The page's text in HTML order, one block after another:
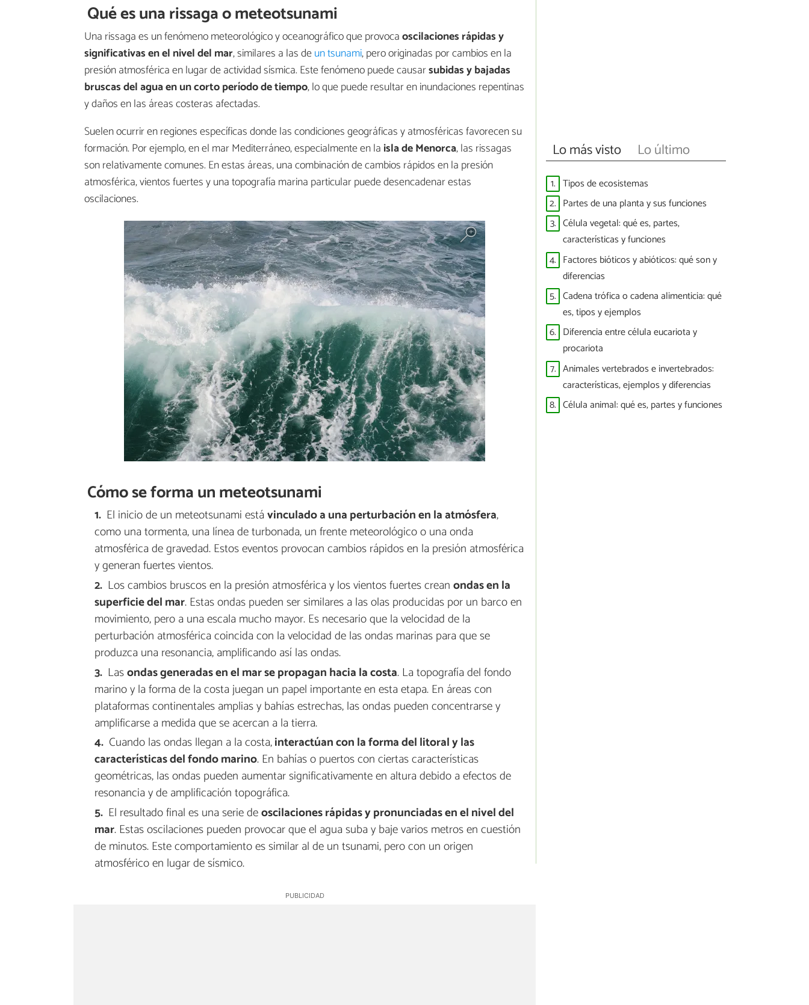
Qué es una rissaga o meteotsunami
Una rissaga es un fenómeno meteorológico y oceanográfico que provocaoscilaciones rápidas y
significativas en el nivel del mar, similares a las deun tsunami, pero originadas por cambios en la
presión atmosférica en lugar de actividad sísmica. Este fenómeno puede causarsubidas y bajadas
bruscas del agua en un corto período de tiempo, lo que puede resultar en inundaciones repentinas
y daños en las áreas costeras afectadas.
Suelen ocurrir en regiones específicas donde las condiciones geográficas y atmosféricas favorecen su
formación. Por ejemplo, en el mar Mediterráneo, especialmente en la isla de Menorca, las rissagas
son relativamente comunes. En estas áreas, una combinación de cambios rápidos en la presión
atmosférica, vientos fuertes y una topografía marina particular puede desencadenar estas
oscilaciones.
Cómo se forma un meteotsunami
El inicio de un meteotsunami estávinculado a una perturbación en la atmósfera,
como una tormenta, una línea de turbonada, un frente meteorológico o una onda
atmosférica de gravedad. Estos eventos provocan cambios rápidos en la presión atmosférica
y generan fuertes vientos.
Los cambios bruscos en la presión atmosférica y los vientos fuertes creanondas en la
superficie del mar. Estas ondas pueden ser similares a las olas producidas por un barco en
movimiento, pero a una escala mucho mayor. Es necesario que la velocidad de la
perturbación atmosférica coincida con la velocidad de las ondas marinas para que se
produzca una resonancia, amplificando así las ondas.
Lasondas generadas en el mar se propagan hacia la costa. La topografía del fondo
marino y la forma de la costa juegan un papel importante en esta etapa. En áreas con
plataformas continentales amplias y bahías estrechas, las ondas pueden concentrarse y
amplificarse a medida que se acercan a la tierra.
Cuando las ondas llegan a la costa,interactúan con la forma del litoral y las
características del fondo marino. En bahías o puertos con ciertas características
geométricas, las ondas pueden aumentar significativamente en altura debido a efectos de
resonancia y de amplificación topográfica.
El resultado final es una serie deoscilaciones rápidas y pronunciadas en el nivel del
mar. Estas oscilaciones pueden provocar que el agua suba y baje varios metros en cuestión
de minutos. Este comportamiento es similar al de un tsunami, pero con un origen
atmosférico en lugar de sísmico.
Lo más visto Lo último
1. Tipos de ecosistemas
2. Partes de una planta y sus funciones
3. Célula vegetal: qué es, partes,
características y funciones
4. Factores bióticos y abióticos: qué son y
diferencias
5. Cadena trófica o cadena alimenticia: qué
es, tipos y ejemplos
6. Diferencia entre célula eucariota y
procariota
7. Animales vertebrados e invertebrados:
características, ejemplos y diferencias
8. Célula animal: qué es, partes y funciones